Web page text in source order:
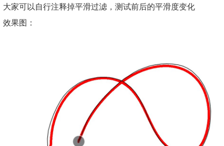
大家可以自行注释掉平滑过滤，测试前后的平滑度变化
效果图：